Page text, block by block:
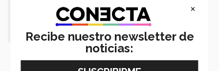
incidir positivamente”.- Jorge
Rocha.
×
Recibe nuestro newsletter de
noticias: